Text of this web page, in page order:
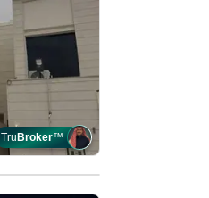
TruBroker™